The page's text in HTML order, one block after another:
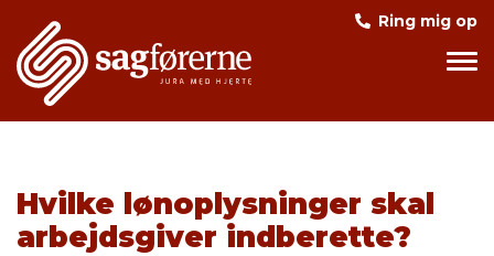
Ring mig op
Hvilke lønoplysninger skal
arbejdsgiver indberette?